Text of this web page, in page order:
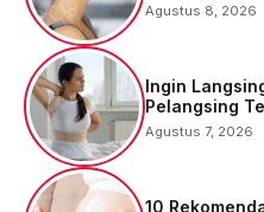
Agustus 8, 2026
Ingin
Pelangsing
Agustus 7, 2026
10